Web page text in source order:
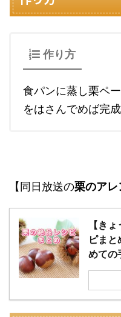
作り方
食パンに蒸し栗ペ
をはさんでめば完成
【同日放送の栗のアレ
【き
ピま
めての